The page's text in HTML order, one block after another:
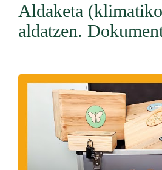
Aldaketa
aldatzen.